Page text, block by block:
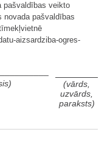
pašvaldības veikto
novada pašvaldības
aizsardziba-ogres-
(vārds,
uzvārds,
paraksts)